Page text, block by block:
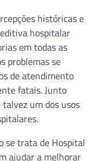
históricas e
hospitalar
em todas as
problemas se
de atendimento
fatais. Junto
um dos usos
se trata de Hospital
ajudar a melhorar